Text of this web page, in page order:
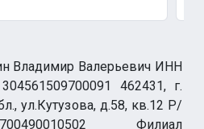
Владимир Валерьевич ИНН
462431, г.
ул.Кутузова, д.58, кв.12 Р/
Филиал